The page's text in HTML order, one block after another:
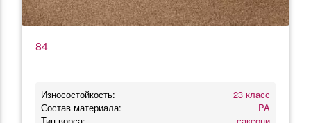
84
Износостойкость:
23 класс
Состав материала:
PA